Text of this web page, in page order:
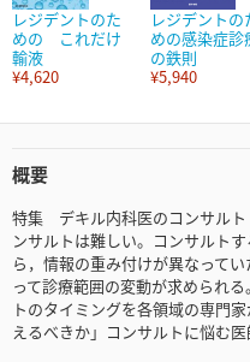
レジデントのた
めの これだけ
輸液
¥4,620
レジデントの
めの感染症診
の鉄則
¥5,940
概要
特集 デキル内科医のコンサル
ンサルトは難しい。コンサルト
ら，情報の重み付けが異なって
って診療範囲の変動が求められ
トのタイミングを各領域の専門
えるべきか」コンサルトに悩む医